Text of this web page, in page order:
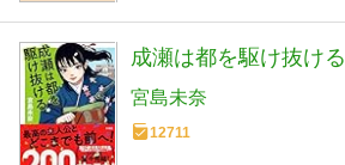
成瀬は都を駆け抜ける
宮島未奈
12711